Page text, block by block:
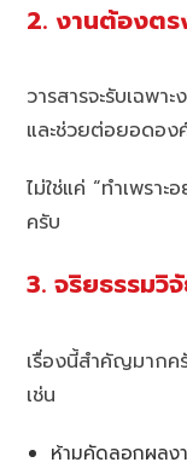
2. งานต้องตร
วารสารจะรับเฉพา
และช่วยต่อยอดอง
ไม่ใช่แค่ “ทำเพรา
ครับ
3. จริยธรรมวิ
เรื่องนี้สำคัญมากค
เช่น
ห้ามคัดลอกผลง